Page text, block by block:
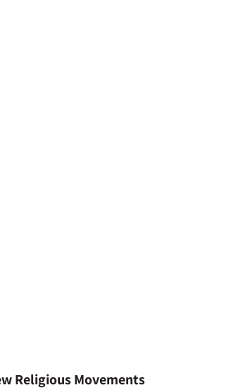
Religious Movements